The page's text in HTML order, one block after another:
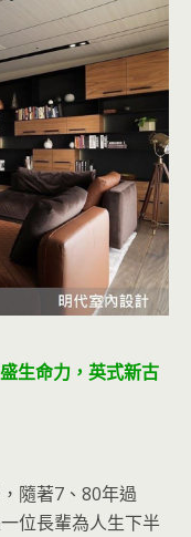
生命力，英式新古
隨著7、80年過
位長輩為人生下半